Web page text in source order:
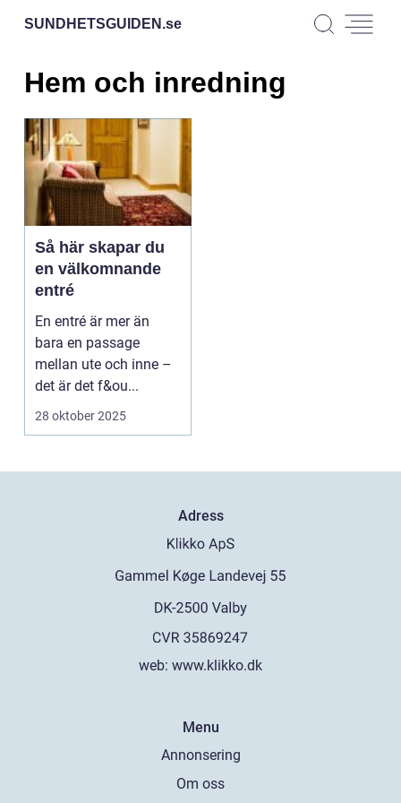
SUNDHETSGUIDEN.se
Hem och inredning
Så här skapar du
en välkomnande
entré
En entré är mer än
bara en passage
mellan ute och inne –
det är det f&ou...
28 oktober 2025
Adress
web: www.klikko.dk
Menu
Annonsering
Om oss